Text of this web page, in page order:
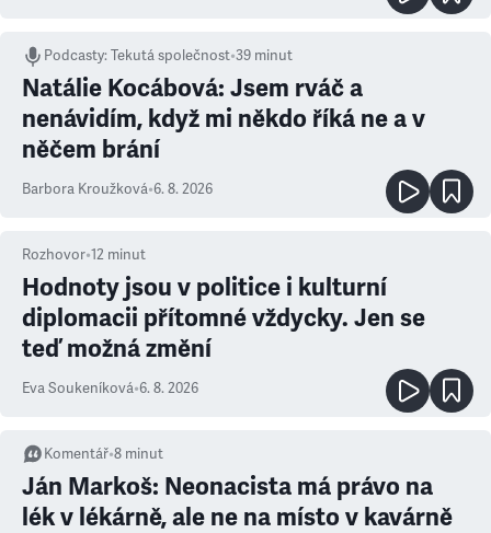
Podcasty:Tekutá společnost•39 minut
Natálie Kocábová: Jsem rváč a
nenávidím, když mi někdo říká ne a v
něčem brání
Barbora Kroužková•6. 8. 2026
Rozhovor•12 minut
Hodnoty jsou v politice i kulturní
diplomacii přítomné vždycky. Jen se
teď možná změní
Eva Soukeníková•6. 8. 2026
Komentář•8 minut
Ján Markoš: Neonacista má právo na
lék v lékárně, ale ne na místo v kavárně